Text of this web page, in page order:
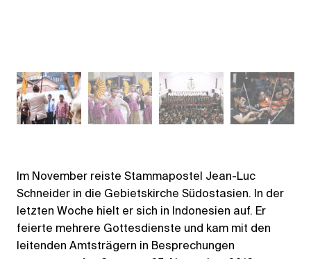
Im November reiste Stammapostel Jean-Luc
Schneider in die Gebietskirche Südostasien. In der
letzten Woche hielt er sich in Indonesien auf. Er
feierte mehrere Gottesdienste und kam mit den
leitenden Amtsträgern in Besprechungen